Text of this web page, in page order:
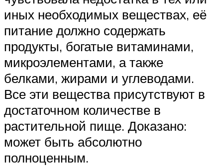
иных необходимых веществах, её
питание должно содержать
продукты, богатые витаминами,
микроэлементами, а также
белками, жирами и углеводами.
Все эти вещества присутствуют в
достаточном количестве в
растительной пище. Доказано:
может быть абсолютно
полноценным.